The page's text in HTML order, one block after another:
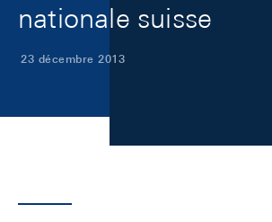
nationale suisse
23 décembre 2013